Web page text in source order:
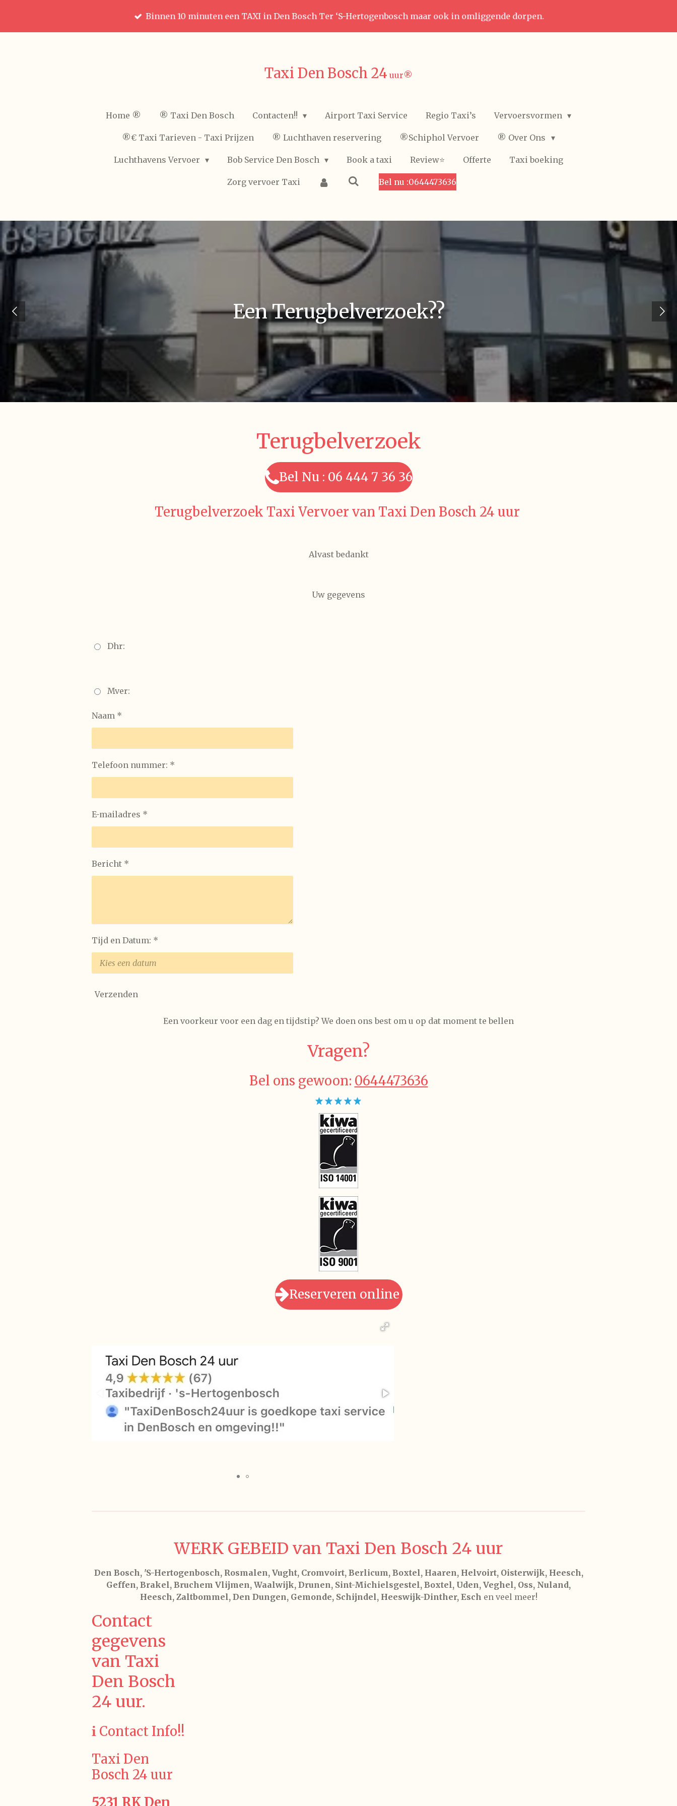
naar
Binnen 10 minuten een TAXI in Den Bosch Ter ‘S-Hertogenbosch maar ook in omliggende dorpen.
Taxi Den Bosch 24 uur®️
Home ®️ ®️ Taxi Den Bosch Contacten!! Airport Taxi Service Regio Taxi’s Vervoersvormen
®️€ Taxi Tarieven - Taxi Prijzen ®️ Luchthaven reservering ®️Schiphol Vervoer ®️ Over Ons
Luchthavens Vervoer Bob Service Den Bosch Book a taxi Review⭐️ Offerte Taxi boeking
Zorg vervoer Taxi Bel nu :0644473636
EenTerugbelverzoek??
Terugbelverzoek
Bel Nu : 06 444 7 36 36
Terugbelverzoek Taxi Vervoer van Taxi Den Bosch 24 uur
Alvast bedankt
Uw gegevens
Dhr:
Mver:
Naam *
Telefoon nummer: *
E-mailadres *
Bericht *
Tijd en Datum: *
Verzenden
Een voorkeur voor een dag en tijdstip? We doen ons best om u op dat moment te bellen
Vragen?
Bel ons gewoon: 0644473636
Reserveren online
WERK GEBEID van Taxi Den Bosch 24 uur
Den Bosch, 'S-Hertogenbosch, Rosmalen, Vught, Cromvoirt, Berlicum, Boxtel, Haaren, Helvoirt, Oisterwijk, Heesch,
Geffen, Brakel, Bruchem Vlijmen, Waalwijk, Drunen, Sint-Michielsgestel, Boxtel, Uden, Veghel, Oss, Nuland,
Heesch, Zaltbommel, Den Dungen, Gemonde, Schijndel, Heeswijk-Dinther, Esch en veel meer!
Contact
gegevens
van Taxi
Den Bosch
24 uur.
ℹ️ Contact Info!!
Taxi Den
Bosch 24 uur
5231 RK Den